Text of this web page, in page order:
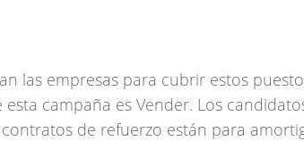
las empresas para cubrir estos
campaña es Vender. Los
de refuerzo están para